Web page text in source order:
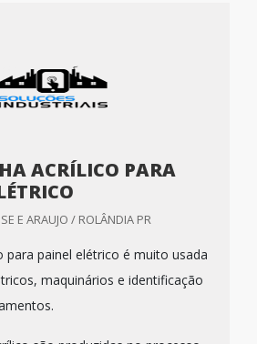
ACRÍLICO PARA
E ARAUJO / ROLÂNDIA PR
para painel elétrico é muito usada
maquinários e identificação